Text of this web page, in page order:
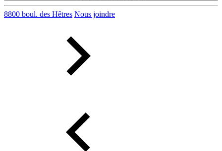
8800 boul. des Hêtres Nous joindre